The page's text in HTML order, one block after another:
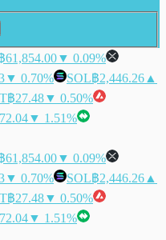
61,854.00▼ 0.09%
▼ 0.70% SOL฿2,446.26 ▲
฿27.48▼ 0.50%
▼ 1.51%
61,854.00▼ 0.09%
▼ 0.70% SOL฿2,446.26 ▲
฿27.48▼ 0.50%
▼ 1.51%